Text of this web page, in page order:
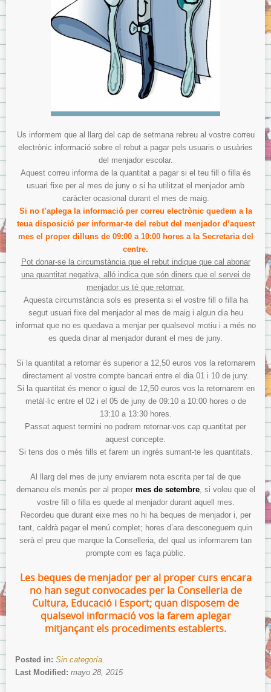
Normes del menjador.
Menús del menjador.
Model de tíquet de menjador.
ITACA per les famílies
Sol·licitud d’accés a «Itaca Familia»
ITACA pels docents
Avís Legal
Sobre la Protecció de Dades.
Us informem que al llarg del cap de setmana rebreu al vostre correu
electrònic informació sobre el rebut a pagar pels usuaris o usuàries
del menjador escolar.
Aquest correu informa de la quantitat a pagar si el teu fill o filla és
usuari fixe per al mes de juny o si ha utilitzat el menjador amb
caràcter ocasional durant el mes de maig.
Si no t’aplega la informació per correu electrònic quedem a la
teua disposició per informar-te del rebut del menjador d’aquest
mes el proper dilluns de 09:00 a 10:00 hores a la Secretaria del
centre.
Pot donar-se la circumstància que el rebut indique que cal abonar
una quantitat negativa, alló indica que són diners que el servei de
menjador us té que retornar.
Aquesta circumstància sols es presenta si el vostre fill o filla ha
segut usuari fixe del menjador al mes de maig i algun dia heu
informat que no es quedava a menjar per qualsevol motiu i a més no
es queda dinar al menjador durant el mes de juny.
Si la quantitat a retornar és superior a 12,50 euros vos la retornarem
directament al vostre compte bancari entre el dia 01 i 10 de juny.
Si la quantitat és menor o igual de 12,50 euros vos la retornarem en
metàl·lic entre el 02 i el 05 de juny de 09:10 a 10:00 hores o de
13:10 a 13:30 hores.
Passat aquest termini no podrem retornar-vos cap quantitat per
aquest concepte.
Si tens dos o més fills et farem un ingrés sumant-te les quantitats.
Al llarg del mes de juny enviarem nota escrita per tal de que
demaneu els menús per al proper mes de setembre, si voleu que el
vostre fill o filla es quede al menjador durant aquell mes.
Recordeu que durant eixe mes no hi ha beques de menjador i, per
tant, caldrà pagar el menú complet; hores d’ara desconeguem quin
serà el preu que marque la Conselleria, del qual us informarem tan
prompte com es faça públic.
Les beques de menjador per al proper curs encara
no han segut convocades per la Conselleria de
Cultura, Educació i Esport; quan disposem de
qualsevol informació vos la farem aplegar
mitjançant els procediments establerts.
Posted in: Sin categoría.
Last Modified: mayo 28, 2015